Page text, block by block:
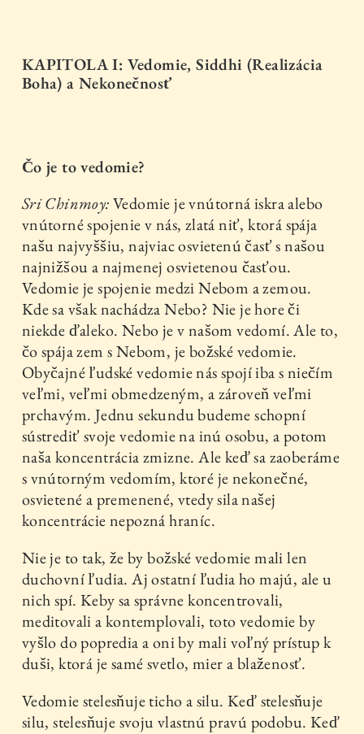
KAPITOLA I: Vedomie, Siddhi (Realizácia
Boha) a Nekonečnosť
Čo je to vedomie?
Sri Chinmoy:Vedomie je vnútorná iskra alebo
vnútorné spojenie v nás, zlatá niť, ktorá spája
našu najvyššiu, najviac osvietenú časť s našou
najnižšou a najmenej osvietenou časťou.
Vedomie je spojenie medzi Nebom a zemou.
Kde sa však nachádza Nebo? Nie je hore či
niekde ďaleko. Nebo je v našom vedomí. Ale to,
čo spája zem s Nebom, je božské vedomie.
Obyčajné ľudské vedomie nás spojí iba s niečím
veľmi, veľmi obmedzeným, a zároveň veľmi
prchavým. Jednu sekundu budeme schopní
sústrediť svoje vedomie na inú osobu, a potom
naša koncentrácia zmizne. Ale keď sa zaoberáme
s vnútorným vedomím, ktoré je nekonečné,
osvietené a premenené, vtedy sila našej
koncentrácie nepozná hraníc.
Nie je to tak, že by božské vedomie mali len
duchovní ľudia. Aj ostatní ľudia ho majú, ale u
nich spí. Keby sa správne koncentrovali,
meditovali a kontemplovali, toto vedomie by
vyšlo do popredia a oni by mali voľný prístup k
duši, ktorá je samé svetlo, mier a blaženosť.
Vedomie stelesňuje ticho a silu. Keď stelesňuje
silu, stelesňuje svoju vlastnú pravú podobu. Keď